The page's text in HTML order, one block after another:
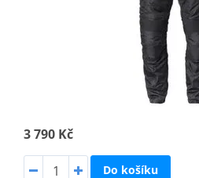
3 790 Kč
Do košíku